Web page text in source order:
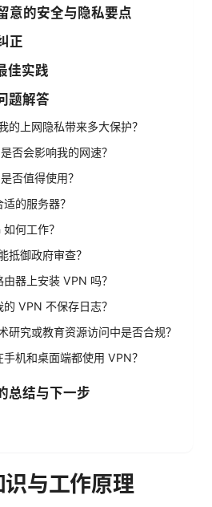
意的安全与隐私要点
正
佳实践
题解答
的上网隐私带来多大保护？
否会影响我的网速？
否值得使用？
的服务器？
何工作？
抵御政府审查？
器上安装 VPN 吗？
VPN 不保存日志？
研究或教育资源访问中是否合规？
机和桌面端都使用 VPN？
总结与下一步
识与工作原理